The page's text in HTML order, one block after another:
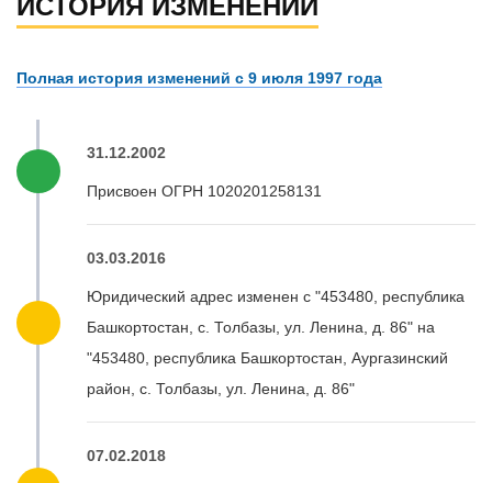
ИСТОРИЯ ИЗМЕНЕНИЙ
Полная история изменений с 9 июля 1997 года
31.12.2002
Присвоен ОГРН 1020201258131
03.03.2016
Юридический адрес изменен с "453480, республика
Башкортостан, с. Толбазы, ул. Ленина, д. 86" на
"453480, республика Башкортостан, Аургазинский
район, с. Толбазы, ул. Ленина, д. 86"
07.02.2018